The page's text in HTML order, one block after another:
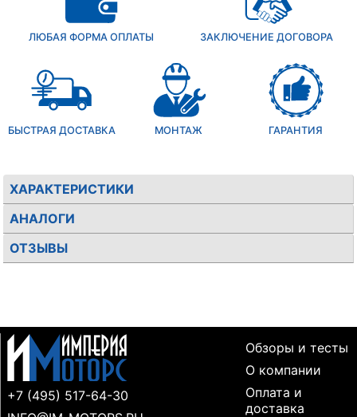
ЛЮБАЯ ФОРМА ОПЛАТЫ ЗАКЛЮЧЕНИЕ ДОГОВОРА
БЫСТРАЯ ДОСТАВКА МОНТАЖ ГАРАНТИЯ
ХАРАКТЕРИСТИКИ
АНАЛОГИ
ОТЗЫВЫ
+7 (495) 517-64-30
Обзоры и тесты
О компании
Оплата и
доставка